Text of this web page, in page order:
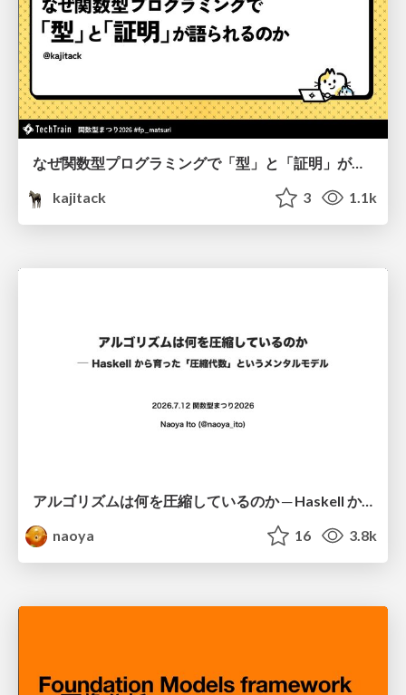
なぜ関数型プログラミングで「型」と「証明」が語られるのか #fp_matsuri
kajitack
3 1.1k
アルゴリズムは何を圧縮しているのか ─ Haskell から育った「圧縮代数」というメンタルモデル
naoya
16 3.8k